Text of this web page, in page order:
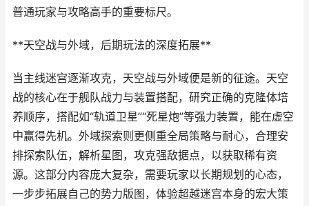
普通玩家与攻略高手的重要标尺。
**天空战与外域，后期玩法的深度拓展**
当主线迷宫逐渐攻克，天空战与外域便是新的征途。天空
战的核心在于舰队战力与装置搭配，研究正确的克隆体培
养顺序，搭配如“轨道卫星”“死星炮”等强力装置，能在虚空
中赢得先机。外域探索则更侧重全局策略与耐心，合理安
排探索队伍，解析星图，攻克强敌据点，以获取稀有资
源。这部分内容庞大复杂，需要玩家以长期规划的心态，
一步步拓展自己的势力版图，体验超越迷宫本身的宏大策